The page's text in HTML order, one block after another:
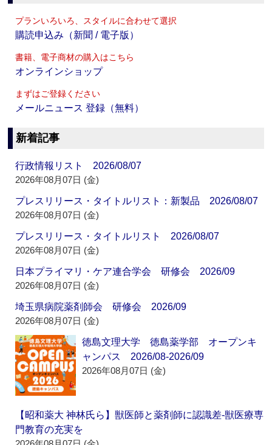
プランいろいろ、スタイルに合わせて選択
購読申込み（新聞 / 電子版）
書籍、電子商材の購入はこちら
オンラインショップ
まずはご登録ください
メールニュース 登録（無料）
新着記事
行政情報リスト 2026/08/07
2026年08月07日 (金)
プレスリリース・タイトルリスト：新製品 2026/08/07
2026年08月07日 (金)
プレスリリース・タイトルリスト 2026/08/07
2026年08月07日 (金)
日本プライマリ・ケア連合学会 研修会 2026/09
2026年08月07日 (金)
埼玉県病院薬剤師会 研修会 2026/09
2026年08月07日 (金)
徳島文理大学 徳島薬学部 オープンキ
ャンパス 2026/08-2026/09
2026年08月07日 (金)
【昭和薬大 神林氏ら】獣医師と薬剤師に認識差‐獣医療専
門教育の充実を